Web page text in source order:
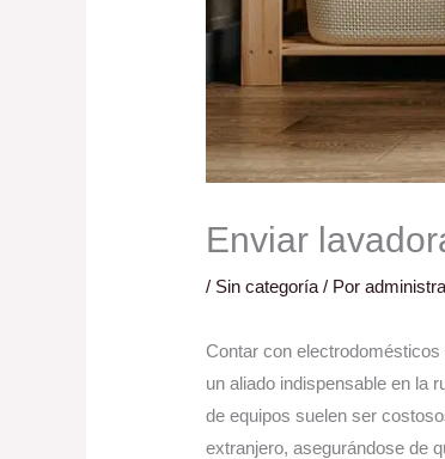
Enviar
/ Sin categoría / Por
Contar con
un aliado indispensable en la
de equipos suelen ser
extranjero, asegurándose de